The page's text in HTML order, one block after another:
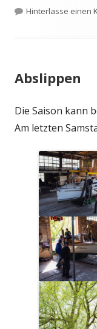
am
Hinterlasse einen
Abslippen
Die Saison kann
Am letzten